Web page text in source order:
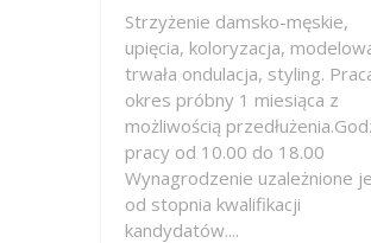
Strzyżenie damsko-męskie,
upięcia, koloryzacja,
trwała ondulacja, styling.
okres próbny 1 miesiąca z
możliwością
pracy od 10.00 do 18.00
Wynagrodzenie uzależnione
od stopnia kwalifikacji
kandydatów....